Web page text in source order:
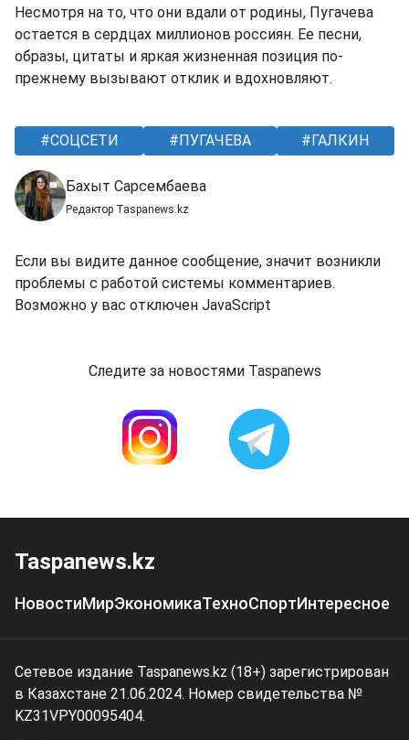
Несмотря на то, что они вдали от родины, Пугачева
остается в сердцах миллионов россиян. Ее песни,
образы, цитаты и яркая жизненная позиция по-
прежнему вызывают отклик и вдохновляют.
СОЦСЕТИ ПУГАЧЕВА ГАЛКИН
Бахыт Сарсембаева
Редактор Taspanews.kz
Если вы видите данное сообщение, значит возникли
проблемы с работой системы комментариев.
Возможно у вас отключен JavaScript
Следите за новостями Taspanews
Taspanews.kz
НовостиМирЭкономикаТехноСпортИнтересное
Сетевое издание Taspanews.kz (18+) зарегистрирован
в Казахстане 21.06.2024. Номер свидетельства №
KZ31VPY00095404.